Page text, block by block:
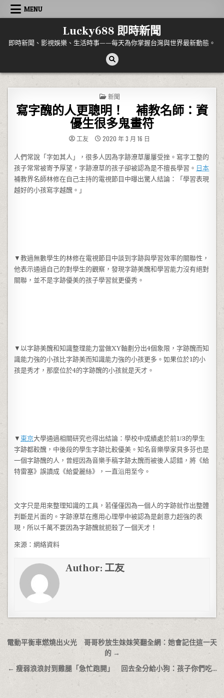
Skip to content
MENU
Lucky688 即時新聞
即時新聞、影視娛樂、生活時事——每天為你掌握台灣與世界最新動態。
POSTED IN
新聞
寫字醜的人更聰明！ 補教名師：資
優生很多鬼畫符
工友 2020 年 3 月 16 日
人們常說「字如其人」，很多人因為字跡潦草屢屢受挫。寫字工整的
孩子常常被寄予厚望，字跡潦草的孩子卻被認為是不擅長學習。 日本
補教界名師林修在自己主持的電視節目中曝出驚人結論：「學習表現
越好的小孩寫字越醜。」
▼教過無數學生的林修在電視節目中談到字跡與學習效率的關聯性，
他表示通過自己的對學生的觀察，發現字跡美醜和學習能力沒有絕對
關聯，並不是字跡優美的孩子學習就更優秀。
▼以字跡美醜和知識整理能力當做XY軸劃分出4個象限，字跡醜而知
識能力強的小孩比字跡美而知識能力強的小孩更多。如果位於1的小
孩是秀才，那麼位於4的字跡醜的小孩就是天才。
▼東京大學通過相關研究也得出結論：學校中成績處於前1/3的學生
字跡都較醜，中後段的學生字跡比較優美。知名音樂學家貝多芬也是
一個字跡醜的人，曾經因為音樂手稿字跡太醜而被後人認錯，將《給
特雷塞》誤讀成《給愛麗絲》，一直沿用至今。
文字只是用來整理知識的工具，若僅僅因為一個人的字跡就作出整體
判斷是片面的。字跡潦草在應用心理學中被認為是創意力超強的表
現，所以千萬不要因為字跡醜就扼殺了一個天才！
來源：網絡資料
Author: 工友
文章導覽
電動平衡車燃燒出火光 哥哥秒放生妹妹笑翻全網：她會記住這一天
的 →
← 瘦弱浪浪討到雞腿「急忙跑開」 回去全分給小狗：孩子你們吃…